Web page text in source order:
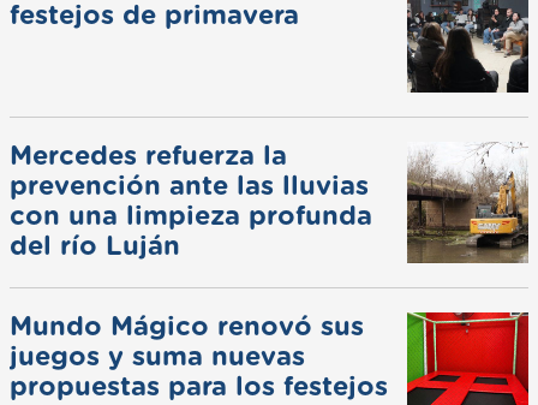
festejos de primavera
Mercedes refuerza la
prevención ante las lluvias
con una limpieza profunda
del río Luján
Mundo Mágico renovó sus
juegos y suma nuevas
propuestas para los festejos